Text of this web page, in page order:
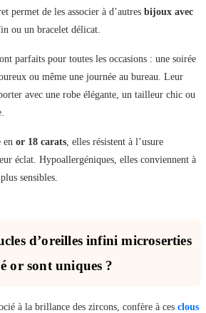
permet de les associer à d’autres bijoux avec
ou un bracelet délicat.
parfaits pour toutes les occasions : une soirée
ou même une journée au bureau. Leur
avec une robe élégante, un tailleur chic ou
en or 18 carats , elles résistent à l’usure
éclat. Hypoallergéniques, elles conviennent à
sensibles.
d’oreilles infini microserties
or sont uniques ?
à la brillance des zircons, confère à ces clous